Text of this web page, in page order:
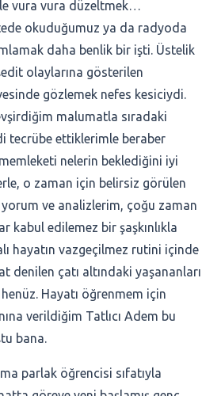
vura vura düzeltmek…
okuduğumuz ya da radyoda
daha benlik bir işti. Üstelik
olaylarına gösterilen
gözlemek nefes kesiciydi.
malumatla sıradaki
tecrübe ettiklerimle beraber
nelerin beklediğini iyi
o zaman için belirsiz görülen
ve analizlerim, çoğu zaman
kabul edilemez bir şaşkınlıkla
hayatın vazgeçilmez rutini içinde
denilen çatı altındaki yaşananları
Hayatı öğrenmem için
verildiğim Tatlıcı Adem bu
bana.
parlak öğrencisi sıfatıyla